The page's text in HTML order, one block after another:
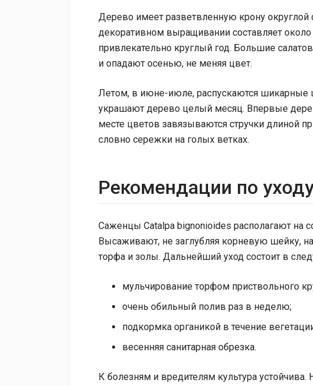
Дерево имеет разветвленную крону
декоративном выращивании составляет
привлекательно круглый год. Большие
и опадают осенью, не меняя цвет.
Летом, в июне-июле, распускаются шикарные
украшают дерево целый месяц. Впервые
месте цветов завязываются стручки длиной
словно сережки на голых ветках.
Рекомендации по
Саженцы Catalpa bignonioides располагают на
Высаживают, не заглубляя корневую шейку,
торфа и золы. Дальнейший уход состоит в
мульчирование торфом приствольного
очень обильный полив раз в неделю;
подкормка органикой в течение
весенняя санитарная обрезка.
К болезням и вредителям культура